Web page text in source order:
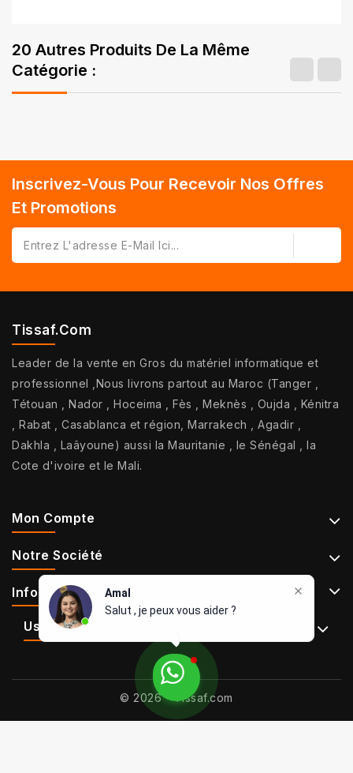
Amal
Salut , je peux vous aider ?
20 Autres Produits De La Même
Catégorie :
Inscrivez-Vous Pour Recevoir Nos Offres
Et Promotions
Tissaf.com
Leader de la vente en Gros du matériel informatique et
professionnel ,Nous livrons partout au Maroc (Tanger ,
Tétouan , Nador , Hoceima , Fès , Meknès , Oujda , Kénitra
, Rabat , Casablanca et région, Marrakech , Agadir ,
Dakhla , Laâyoune) aussi la Mauritanie , le Sénégal , la
Cote d'ivoire et le Mali.
Mon Compte
Notre Société
Informations De Contact
Use Full Links
© 2026 - Tissaf.com